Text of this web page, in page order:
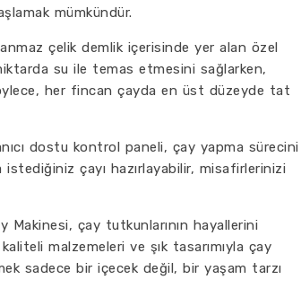
mümkündür.
çelik demlik içerisinde yer alan özel
su ile temas etmesini sağlarken,
her fincan çayda en üst düzeyde tat
dostu kontrol paneli, çay yapma sürecini
çayı hazırlayabilir, misafirlerinizi
Makinesi, çay tutkunlarının hayallerini
malzemeleri ve şık tasarımıyla çay
sadece bir içecek değil, bir yaşam tarzı